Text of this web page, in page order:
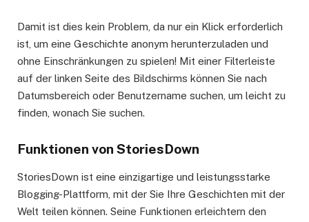
Damit ist dies kein Problem, da nur ein Klick erforderlich
ist, um eine Geschichte anonym herunterzuladen und
ohne Einschränkungen zu spielen! Mit einer Filterleiste
auf der linken Seite des Bildschirms können Sie nach
Datumsbereich oder Benutzername suchen, um leicht zu
finden, wonach Sie suchen.
Funktionen von StoriesDown
StoriesDown ist eine einzigartige und leistungsstarke
Blogging-Plattform, mit der Sie Ihre Geschichten mit der
Welt teilen können. Seine Funktionen erleichtern den